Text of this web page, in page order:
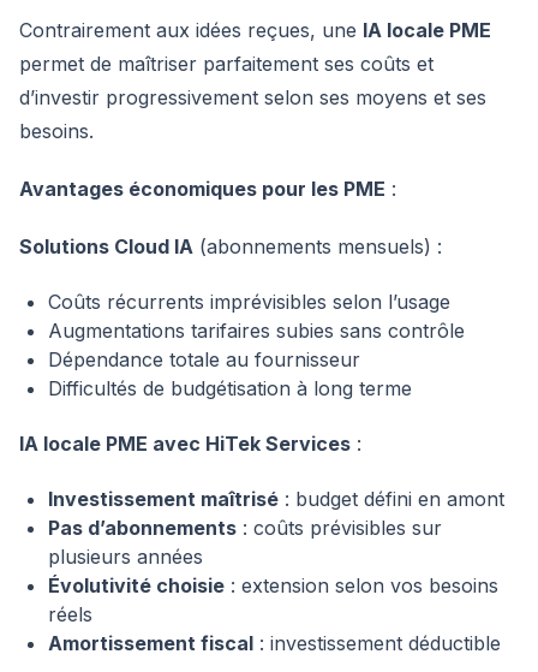
Contrairement aux idées reçues, une IA locale PME
permet de maîtriser parfaitement ses coûts et
d’investir progressivement selon ses moyens et ses
besoins.
Avantages économiques pour les PME :
Solutions Cloud IA (abonnements mensuels) :
Coûts récurrents imprévisibles selon l’usage
Augmentations tarifaires subies sans contrôle
Dépendance totale au fournisseur
Difficultés de budgétisation à long terme
IA locale PME avec HiTek Services :
Investissement maîtrisé : budget défini en amont
Pas d’abonnements : coûts prévisibles sur
plusieurs années
Évolutivité choisie : extension selon vos besoins
réels
Amortissement fiscal : investissement déductible